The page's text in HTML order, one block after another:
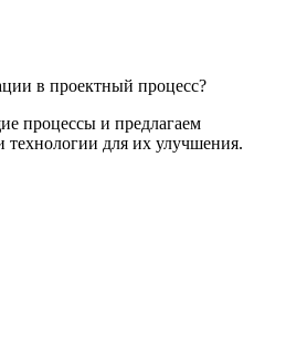
в проектный процесс?
процессы и предлагаем
для их улучшения.